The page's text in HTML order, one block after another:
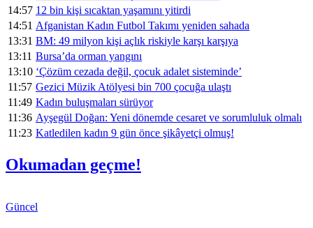
14:57 12 bin kişi sıcaktan yaşamını yitirdi
14:51 Afganistan Kadın Futbol Takımı yeniden sahada
13:31 BM: 49 milyon kişi açlık riskiyle karşı karşıya
13:11 Bursa’da orman yangını
13:10 ‘Çözüm cezada değil, çocuk adalet sisteminde’
11:57 Gezici Müzik Atölyesi bin 700 çocuğa ulaştı
11:49 Kadın buluşmaları sürüyor
11:36 Ayşegül Doğan: Yeni dönemde cesaret ve sorumluluk olmalı
11:23 Katledilen kadın 9 gün önce şikâyetçi olmuş!
Okumadan geçme!
Güncel